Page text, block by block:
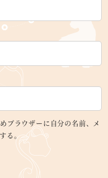
ブラウザーに自分の名前、メ
る。